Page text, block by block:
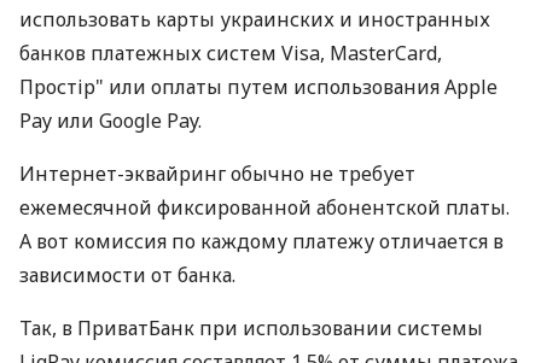
использовать карты украинских и иностранных
банков платежных систем Visa, MasterCard,
Простір" или оплаты путем использования Apple
Pay или Google Pay.
Интернет-эквайринг обычно не требует
ежемесячной фиксированной абонентской платы.
А вот комиссия по каждому платежу отличается в
зависимости от банка.
Так, в ПриватБанк при использовании системы